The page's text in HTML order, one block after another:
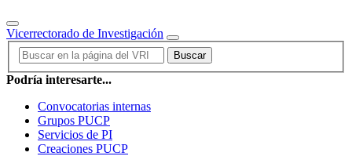
Vicerrectorado de Investigación
Buscar
Podría interesarte...
Convocatorias internas
Grupos PUCP
Servicios de PI
Creaciones PUCP